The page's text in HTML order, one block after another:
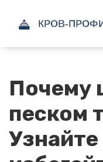
Почему
песком